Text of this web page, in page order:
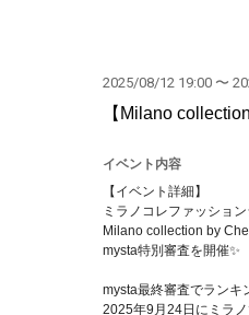
2025/08/12 19:00 〜
【Milano
イベント内容
【イベント詳細】
ミラノコレファッショ
Milano collection by
mysta特別審査を開催✨
mysta最終審査でランキ
2025年9月24日にミラ